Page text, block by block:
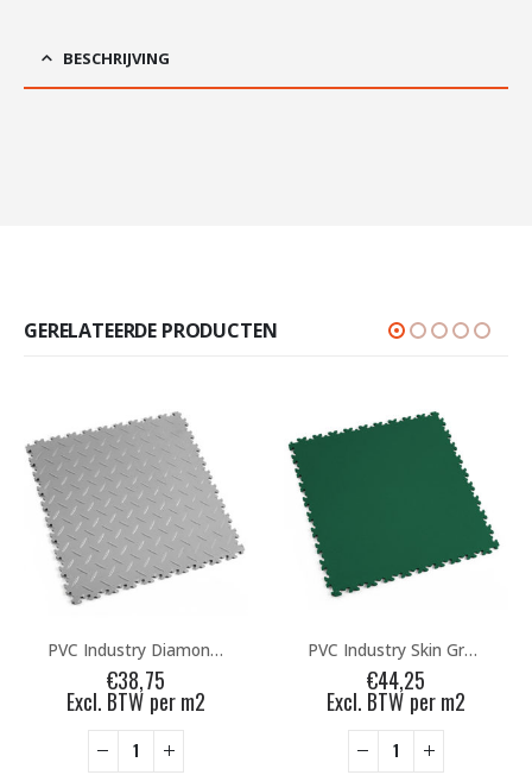
BESCHRIJVING
GERELATEERDE PRODUCTEN
PVC Industry Diamonds Grey PVC Industry Skin Green
Excl. BTW per m2 Excl. BTW